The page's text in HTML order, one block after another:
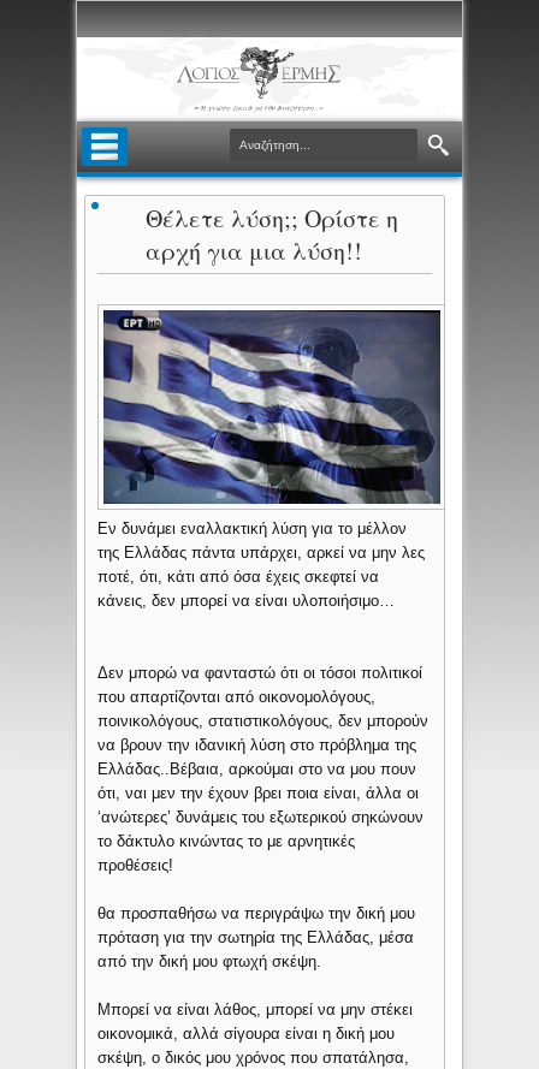
Θέλετε λύση;; Ορίστε η
αρχή για μια λύση!!
Εν δυνάμει εναλλακτική λύση για το μέλλον
της Ελλάδας πάντα υπάρχει, αρκεί να μην λες
ποτέ, ότι, κάτι από όσα έχεις σκεφτεί να
κάνεις, δεν μπορεί να είναι υλοποιήσιμο…
Δεν μπορώ να φανταστώ ότι οι τόσοι πολιτικοί
που απαρτίζονται από οικονομολόγους,
ποινικολόγους, στατιστικολόγους, δεν μπορούν
να βρουν την ιδανική λύση στο πρόβλημα της
Ελλάδας..Βέβαια, αρκούμαι στο να μου πουν
ότι, ναι μεν την έχουν βρει ποια είναι, άλλα οι
‘ανώτερες’ δυνάμεις του εξωτερικού σηκώνουν
το δάκτυλο κινώντας το με αρνητικές
προθέσεις!
θα προσπαθήσω να περιγράψω την δική μου
πρόταση για την σωτηρία της Ελλάδας, μέσα
από την δική μου φτωχή σκέψη.
Μπορεί να είναι λάθος, μπορεί να μην στέκει
οικονομικά, αλλά σίγουρα είναι η δική μου
σκέψη, ο δικός μου χρόνος που σπατάλησα,